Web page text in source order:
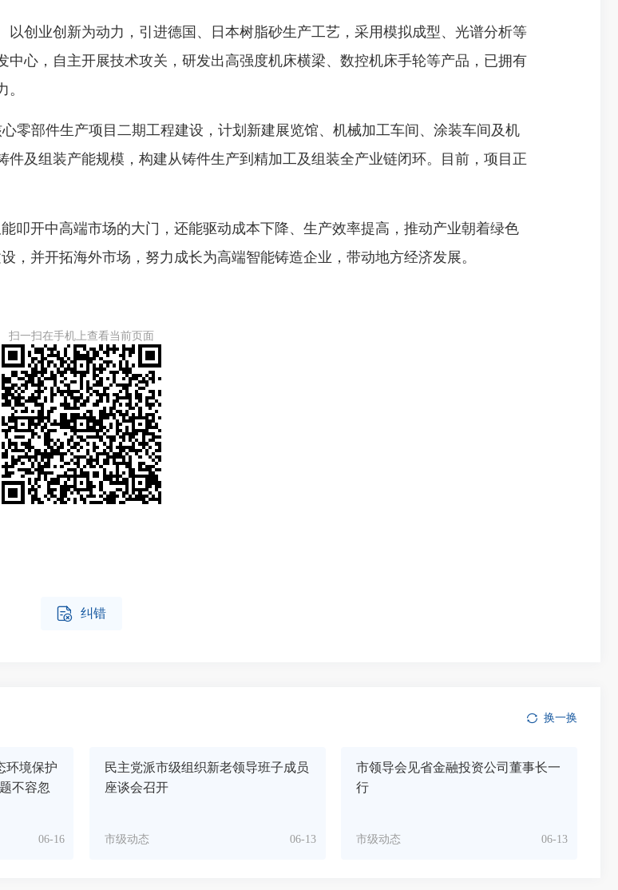
创业创新为动力，引进德国、日本树脂砂生产工艺，采用模拟成型、光谱分析等
心，自主开展技术攻关，研发出高强度机床横梁、数控机床手轮等产品，已拥有
部件生产项目二期工程建设，计划新建展览馆、机械加工车间、涂装车间及机
及组装产能规模，构建从铸件生产到精加工及组装全产业链闭环。目前，项目正
叩开中高端市场的大门，还能驱动成本下降、生产效率提高，推动产业朝着绿色
，并开拓海外市场，努力成长为高端智能铸造企业，带动地方经济发展。
扫一扫在手机上查看当前页面
 纠错
换一换
环境保护
不容忽
06-16
民主党派市级组织新老领导班子成员
座谈会召开
06-13
市级动态
市领导会见省金融投资公司董事长一
行
06-13
市级动态